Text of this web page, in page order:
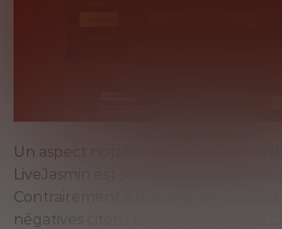
Un aspect notable de la tarification
LiveJasmin est son équité et sa
Contrairement à d’autres sites, où les
négatives citent souvent des coûts